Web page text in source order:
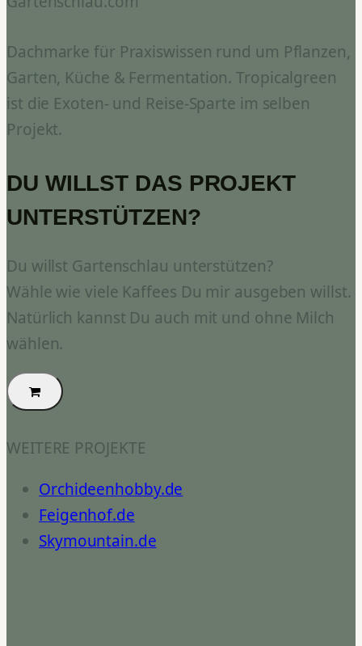
Dachmarke für Praxiswissen rund um Pflanzen,
Garten, Küche & Fermentation. Tropicalgreen
ist die Exoten- und Reise-Sparte im selben
Projekt.
DU WILLST DAS PROJEKT
UNTERSTÜTZEN?
Du willst Gartenschlau unterstützen?
Wähle wie viele Kaffees Du mir ausgeben willst.
Natürlich kannst Du auch mit und ohne Milch
wählen.
WEITERE PROJEKTE
Orchideenhobby.de
Feigenhof.de
Skymountain.de